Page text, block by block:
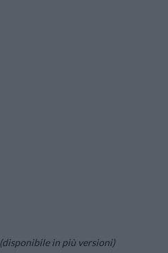
(disponibile in più versioni)